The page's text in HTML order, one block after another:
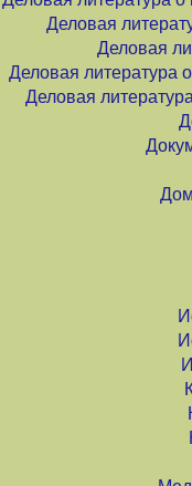
Деловая
Деловая
Деловая литература
Деловая